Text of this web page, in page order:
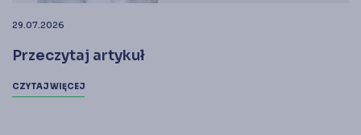
29.07.2026
Przeczytaj artykuł
CZYTAJ WIĘCEJ